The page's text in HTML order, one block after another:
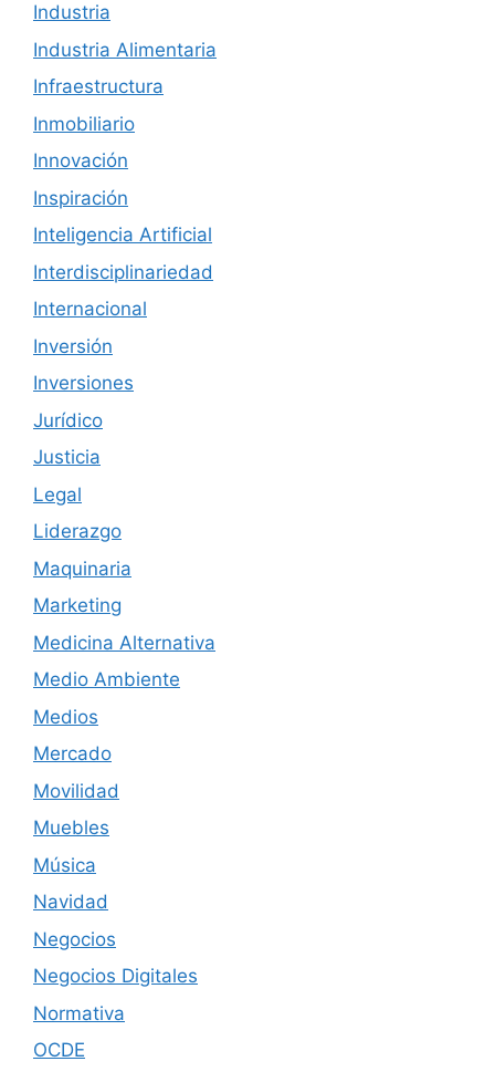
Industria
Industria Alimentaria
Infraestructura
Inmobiliario
Innovación
Inspiración
Inteligencia Artificial
Interdisciplinariedad
Internacional
Inversión
Inversiones
Jurídico
Justicia
Legal
Liderazgo
Maquinaria
Marketing
Medicina Alternativa
Medio Ambiente
Medios
Mercado
Movilidad
Muebles
Música
Navidad
Negocios
Negocios Digitales
Normativa
OCDE